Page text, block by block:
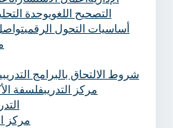
التصحيح اللغويوحدة
أساسيات التحول الرقمي
شروط الالتحاق بالبرامج
مركز التدريبفلسفة
مركز